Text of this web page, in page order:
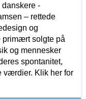
danskere -
– rettede
og
primært solgte på
og mennesker
spontanitet,
værdier. Klik her for